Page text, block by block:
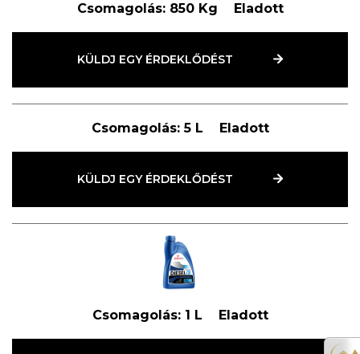
Csomagolás:850 Kg Eladott
KÜLDJ EGY ÉRDEKLŐDÉST
Csomagolás:5 L Eladott
KÜLDJ EGY ÉRDEKLŐDÉST
Csomagolás:1 L Eladott